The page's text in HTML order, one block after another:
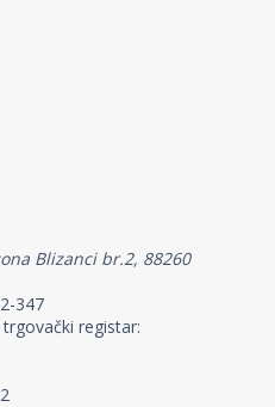
Blizanci br.2, 88260
347
registar: